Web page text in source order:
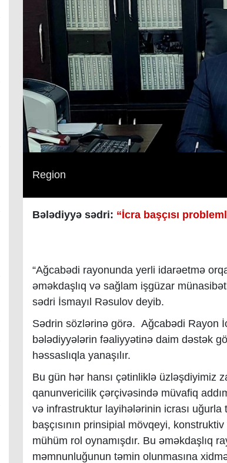
Region
Bələdiyyə sədri: “İcra başçısı
“Ağcabədi rayonunda yerli idarəetmə
əməkdaşlıq və sağlam işgüzar
sədri İsmayıl Rəsulov deyib.
Sədrin sözlərinə görə. Ağcabədi Rayon
bələdiyyələrin fəaliyyətinə daim dəstək
həssaslıqla yanaşılır.
Bu gün hər hansı çətinliklə üzləşdiyimiz
qanunvericilik çərçivəsində müvafiq
və infrastruktur layihələrinin icrası
başçısının prinsipial mövqeyi,
mühüm rol oynamışdır. Bu əməkdaşlıq
məmnunluğunun təmin olunmasına